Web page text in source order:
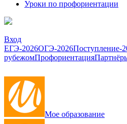
Уроки по профориентации
Вход
ЕГЭ-2026ОГЭ-2026Поступление-
рубежомПрофориентация
Мое образование